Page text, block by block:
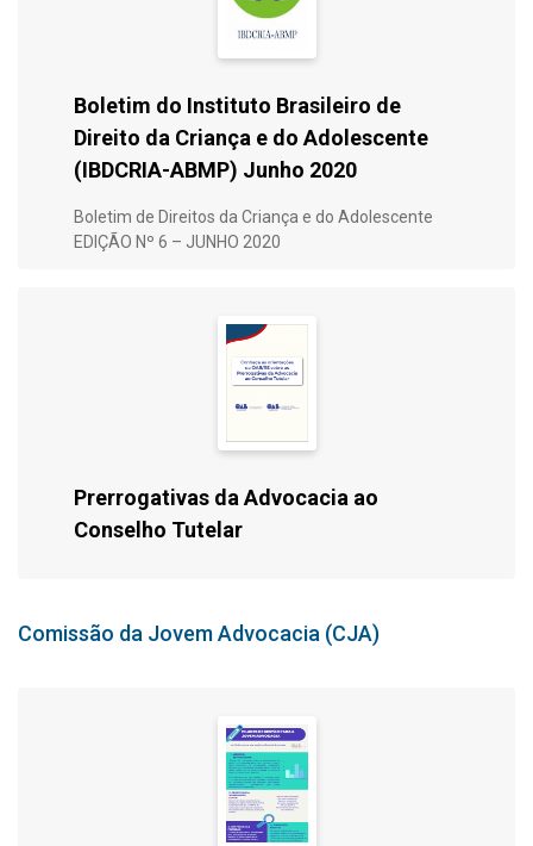
Boletim do Instituto Brasileiro de
Direito da Criança e do Adolescente
(IBDCRIA-ABMP) Junho 2020
Boletim de Direitos da Criança e do Adolescente
EDIÇÃO Nº 6 – JUNHO 2020
Prerrogativas da Advocacia ao
Conselho Tutelar
Comissão da Jovem Advocacia (CJA)